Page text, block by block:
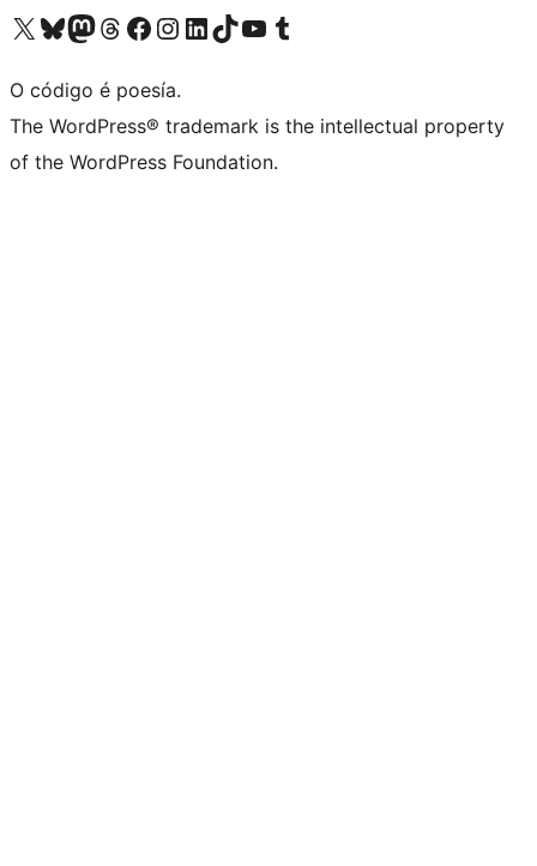
Visita la cuenta de X (anteriormente Twitter)
Visita a nosa conta de Bluesky
Visita a nosa conta de Mastodon
Visita a nosa conta de Threads
Visita a nosa páxina de Facebook
Visita a nosa conta de Instagram
Visita a nosa conta de LinkedIn
Visita a nosa conta de TikTok
Visita a nosa canle de YouTube
Visita a nosa conta de Tumblr
O código é poesía.
The WordPress® trademark is the intellectual property
of the WordPress Foundation.